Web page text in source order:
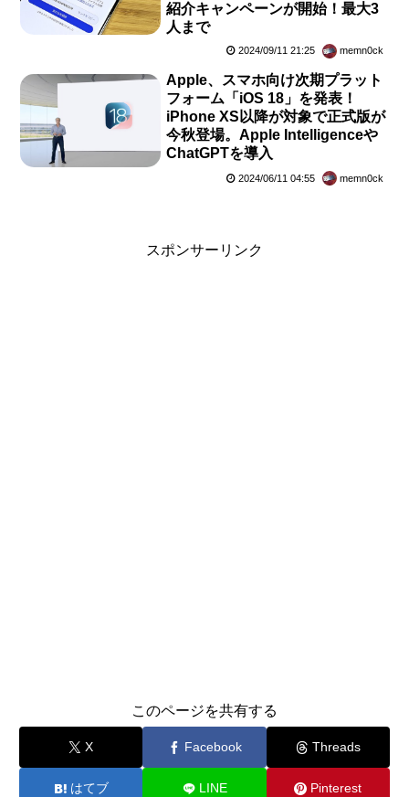
紹介キャンペーンが開始！最大3
人まで
2024/09/11 21:25 memn0ck
Apple、スマホ向け次期プラット
フォーム「iOS 18」を発表！
iPhone XS以降が対象で正式版が
今秋登場。Apple Intelligenceや
ChatGPTを導入
2024/06/11 04:55 memn0ck
スポンサーリンク
このページを共有する
X Facebook Threads
はてブ LINE Pinterest